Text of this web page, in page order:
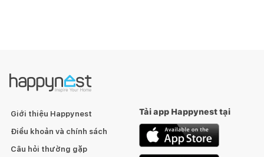
Giới thiệu Happynest
Điều khoản và chính sách
Câu hỏi thường gặp
Tải app Happynest tại